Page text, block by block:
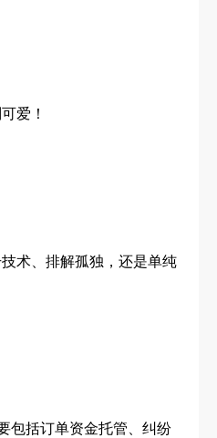
爱！
术、排解孤独，还是单纯
包括订单资金托管、纠纷